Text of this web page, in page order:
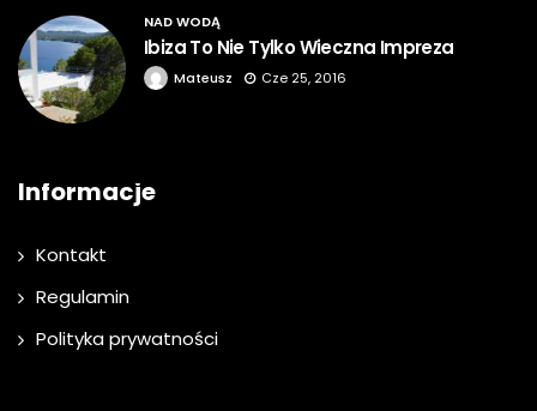
NAD WODĄ
Ibiza To Nie Tylko Wieczna Impreza
Mateusz Cze 25, 2016
Informacje
Kontakt
Regulamin
Polityka prywatności